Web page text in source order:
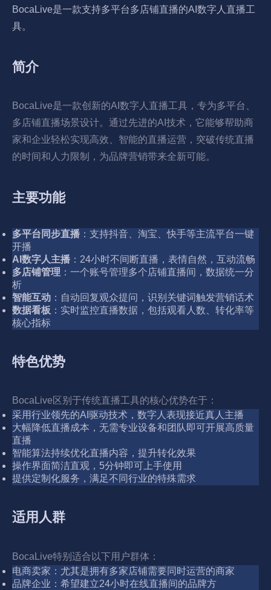
BocaLive是一款支持多平台多店铺直播的AI数字人直播工
具。
简介
BocaLive是一款创新的AI数字人直播工具，专为多平台、
多店铺直播场景设计。通过先进的AI技术，它能够帮助商
家和企业轻松实现高效、智能的直播运营，突破传统直播
的时间和人力限制，为品牌营销带来全新可能。
主要功能
多平台同步直播 ：支持抖音、淘宝、快手等主流平台一键
开播
AI数字人主播 ：24小时不间断直播，表情自然，互动流畅
多店铺管理 ：一个账号管理多个店铺直播间，数据统一分
析
智能互动 ：自动回复观众提问，识别关键词触发营销话术
数据看板 ：实时监控直播数据，包括观看人数、转化率等
核心指标
特色优势
BocaLive区别于传统直播工具的核心优势在于：
采用行业领先的AI驱动技术，数字人表现接近真人主播
大幅降低直播成本，无需专业设备和团队即可开展高质量
直播
智能算法持续优化直播内容，提升转化效果
操作界面简洁直观，5分钟即可上手使用
提供定制化服务，满足不同行业的特殊需求
适用人群
BocaLive特别适合以下用户群体：
电商卖家：尤其是拥有多家店铺需要同时运营的商家
品牌企业：希望建立24小时在线直播间的品牌方